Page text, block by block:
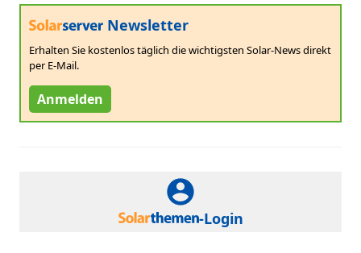
Newsletter
Erhalten Sie kostenlos täglich die wichtigsten Solar-News direkt
per E-Mail.
Anmelden
-Login